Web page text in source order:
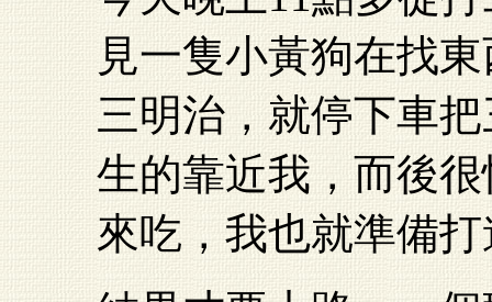
見一隻小黃狗在找
三明治，就停下車
生的靠近我，而後
來吃，我也就準備